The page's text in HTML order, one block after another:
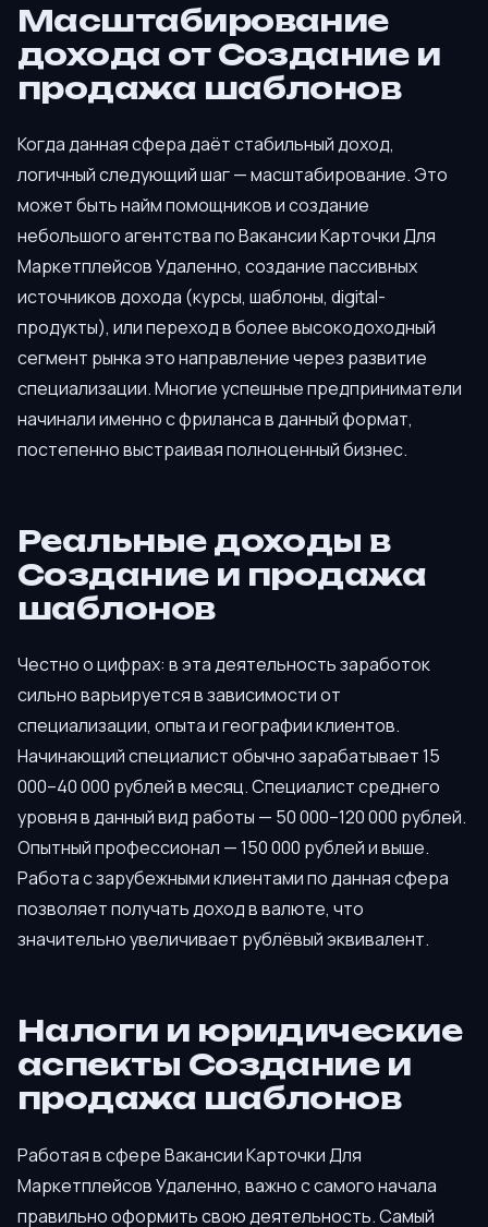
Масштабирование
дохода от Создание и
продажа шаблонов
Когда данная сфера даёт стабильный доход,
логичный следующий шаг — масштабирование. Это
может быть найм помощников и создание
небольшого агентства по Вакансии Карточки Для
Маркетплейсов Удаленно, создание пассивных
источников дохода (курсы, шаблоны, digital-
продукты), или переход в более высокодоходный
сегмент рынка это направление через развитие
специализации. Многие успешные предприниматели
начинали именно с фриланса в данный формат,
постепенно выстраивая полноценный бизнес.
Реальные доходы в
Создание и продажа
шаблонов
Честно о цифрах: в эта деятельность заработок
сильно варьируется в зависимости от
специализации, опыта и географии клиентов.
Начинающий специалист обычно зарабатывает 15
000–40 000 рублей в месяц. Специалист среднего
уровня в данный вид работы — 50 000–120 000 рублей.
Опытный профессионал — 150 000 рублей и выше.
Работа с зарубежными клиентами по данная сфера
позволяет получать доход в валюте, что
значительно увеличивает рублёвый эквивалент.
Налоги и юридические
аспекты Создание и
продажа шаблонов
Работая в сфере Вакансии Карточки Для
Маркетплейсов Удаленно, важно с самого начала
правильно оформить свою деятельность. Самый